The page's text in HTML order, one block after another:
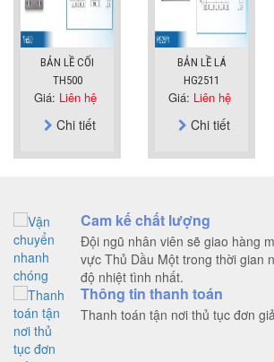
BẢN LỀ CỐI
TH500
Giá: Liên hệ
Chi tiết
BẢN LỀ LÁ
HG2511
Giá: Liên hệ
Chi tiết
Cam kế chất lượng
Đội ngũ nhân viên sẽ giao hàng
vực Thủ Dầu Một trong thời gian
độ nhiệt tình nhất.
Thông tin thanh toán
Thanh toán tận nơi thủ tục đơn